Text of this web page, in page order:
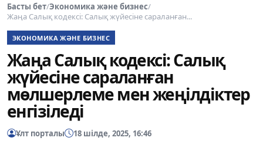
Басты бет/Экономика және бизнес/
Жаңа Салық кодексі: Салық жүйесіне сараланған...
ЭКОНОМИКА ЖӘНЕ БИЗНЕС
Жаңа Салық кодексі: Салық
жүйесіне сараланған
мөлшерлеме мен жеңілдіктер
енгізіледі
Ұлт порталы 18 шілде, 2025, 16:46